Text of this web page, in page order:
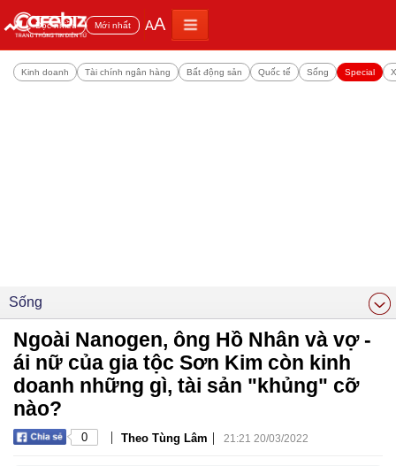
Đọc nhiều Mới nhất AA
Kinh doanh Tài chính ngân hàng Bất động sản Quốc tế Sống Special
Sống
Ngoài Nanogen, ông Hồ Nhân và vợ -
ái nữ của gia tộc Sơn Kim còn kinh
doanh những gì, tài sản "khủng" cỡ
nào?
0 | Theo Tùng Lâm | 21:21 20/03/2022